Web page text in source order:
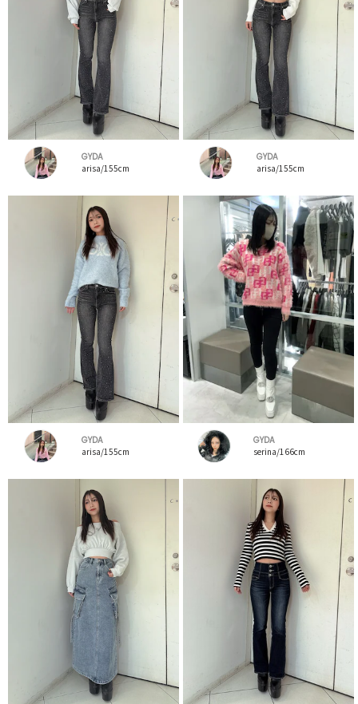
GYDA
arisa/155cm
GYDA
arisa/155cm
GYDA
arisa/155cm
GYDA
serina/166cm